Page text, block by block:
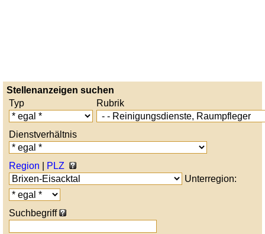
Stellenanzeigen suchen
Typ
Rubrik
Dienstverhältnis
Region
PLZ
Unterregion:
Suchbegriff